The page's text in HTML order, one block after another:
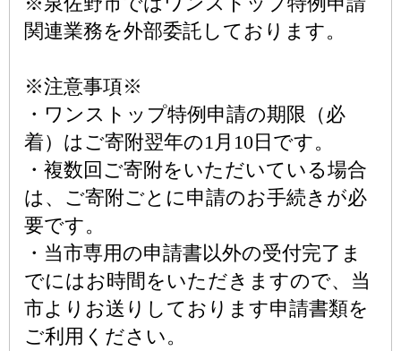
関連業務を外部委託しております。
※注意事項※
・ワンストップ特例申請の期限（必
着）はご寄附翌年の1月10日です。
・複数回ご寄附をいただいている場合
は、ご寄附ごとに申請のお手続きが必
要です。
・当市専用の申請書以外の受付完了ま
でにはお時間をいただきますので、当
市よりお送りしております申請書類を
ご利用ください。